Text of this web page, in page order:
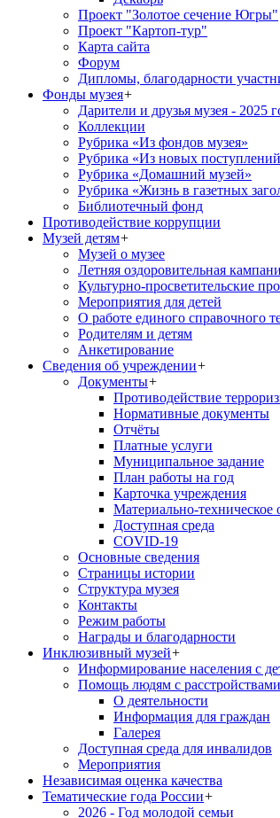
Проект "Золотое сечение Югры"
Проект "Картоп-тур"
Карта сайта
Форум
Дипломы, благодарности
Фонды музея+
Дарители и друзья музея - 2025
Коллекции
Рубрика «Из фондов музея»
Рубрика «Из новых
Рубрика «Домашний музей»
Рубрика «Жизнь в газетных
Библиотечный фонд
Противодействие коррупции
Музей детям+
Музей о музее
Летняя оздоровительная
Культурно-просветительские
Мероприятия для детей
О работе единого справочного
Родителям и детям
Анкетирование
Сведения об учреждении+
Документы+
Противодействие
Нормативные документы
Отчёты
Платные услуги
Муниципальное задание
План работы на год
Карточка учреждения
Материально-техническое
Доступная среда
COVID-19
Основные сведения
Страницы истории
Структура музея
Контакты
Режим работы
Награды и благодарности
Инклюзивный музей+
Информирование населения с
Помощь людям с
О деятельности
Информация для граждан
Галерея
Доступная среда для инвалидов
Мероприятия
Независимая оценка качества
Тематические года России+
2026 - Год молодой семьи